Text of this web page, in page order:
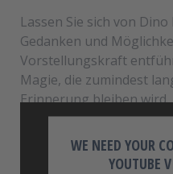
Lassen Sie sich von
Gedanken und
Vorstellungskraft
Magie, die zumindest
Erinnerung bleiben wird.
WE NEED YOUR
YOUTUBE